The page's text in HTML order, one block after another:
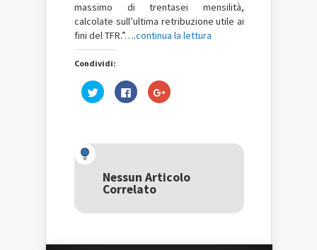
massimo di trentasei mensilità,
calcolate sull’ultima retribuzione utile ai
fini del TFR.”….continua la lettura
Condividi:
Fai
clic
una
nuova
finestra)
Fai
clic
nuova
finestra)
Fai
clic
una
nuova
Nessun Articolo
Correlato